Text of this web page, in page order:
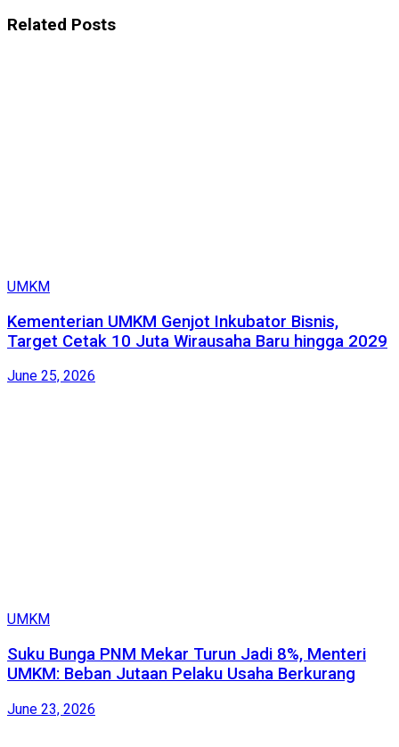
Related Posts
UMKM
Kementerian UMKM Genjot Inkubator Bisnis,
Target Cetak 10 Juta Wirausaha Baru hingga 2029
June 25, 2026
UMKM
Suku Bunga PNM Mekar Turun Jadi 8%, Menteri
UMKM: Beban Jutaan Pelaku Usaha Berkurang
June 23, 2026